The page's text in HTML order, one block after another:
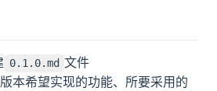
0.1.0.md 文件
本希望实现的功能、所要采用的